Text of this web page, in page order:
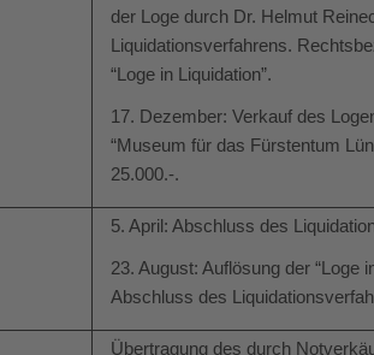
der Loge durch Dr. Helmut
Liquidationsverfahrens.
“Loge in Liquidation”.
17. Dezember: Verkauf des
“Museum für das Fürstentum
25.000.-.
5. April: Abschluss des
23. August: Auflösung der “Loge
Abschluss des
Übertragung des durch